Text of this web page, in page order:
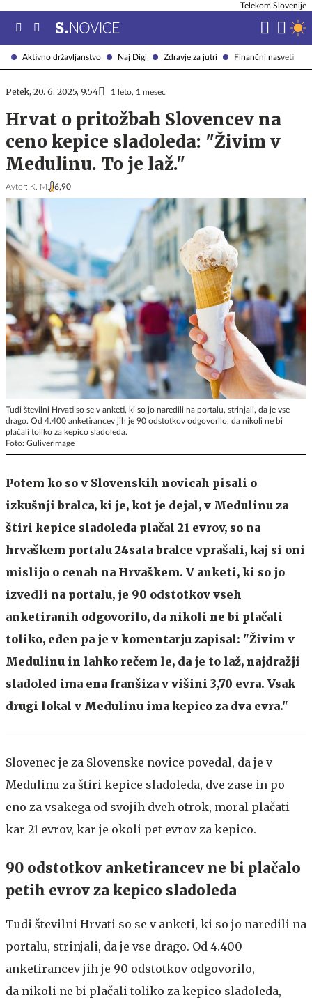
Aktivno državljanstvo Naj Digi Zdravje za jutri Finančni nasveti
Telekom Slovenije
Petek, 20. 6. 2025, 9.54 1 leto, 1 mesec
Hrvat o pritožbah Slovencev na
ceno kepice sladoleda: "Živim v
Medulinu. To je laž."
Avtor: K. M. 6,90
Tudi številni Hrvati so se v anketi, ki so jo naredili na portalu, strinjali, da je vse
drago. Od 4.400 anketirancev jih je 90 odstotkov odgovorilo, da nikoli ne bi
plačali toliko za kepico sladoleda.
Foto: Guliverimage
Potem ko so v Slovenskih novicah pisali o
izkušnji bralca, ki je, kot je dejal, v Medulinu za
štiri kepice sladoleda plačal 21 evrov, so na
hrvaškem portalu 24sata bralce vprašali, kaj si oni
mislijo o cenah na Hrvaškem. V anketi, ki so jo
izvedli na portalu, je 90 odstotkov vseh
anketiranih odgovorilo, da nikoli ne bi plačali
toliko, eden pa je v komentarju zapisal: "Živim v
Medulinu in lahko rečem le, da je to laž, najdražji
sladoled ima ena franšiza v višini 3,70 evra. Vsak
drugi lokal v Medulinu ima kepico za dva evra."
Slovenec je za Slovenske novice povedal, da je v
Medulinu za štiri kepice sladoleda, dve zase in po
eno za vsakega od svojih dveh otrok, moral plačati
kar 21 evrov, kar je okoli pet evrov za kepico.
90 odstotkov anketirancev ne bi plačalo
petih evrov za kepico sladoleda
Tudi številni Hrvati so se v anketi, ki so jo naredili na
portalu, strinjali, da je vse drago. Od 4.400
anketirancev jih je 90 odstotkov odgovorilo,
da nikoli ne bi plačali toliko za kepico sladoleda,